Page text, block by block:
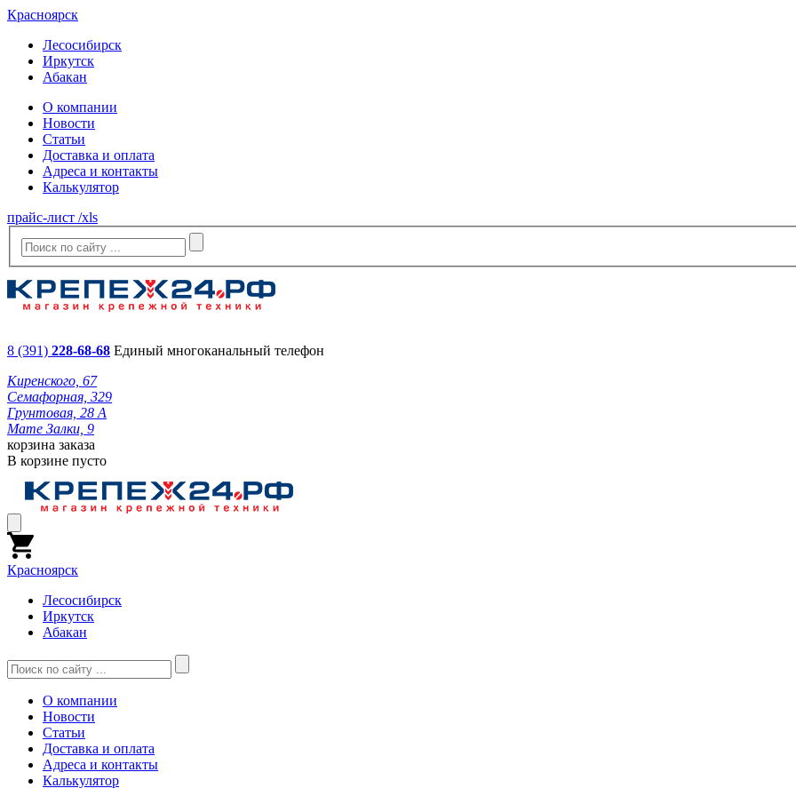
Красноярск
Лесосибирск
Иркутск
Абакан
О компании
Новости
Статьи
Доставка и оплата
Адреса и контакты
Калькулятор
прайс-лист /xls
8 (391) 228-68-68 Единый многоканальный телефон
Киренского, 67
Семафорная, 329
Грунтовая, 28 А
Мате Залки, 9
корзина заказа
В корзине пусто
Красноярск
Лесосибирск
Иркутск
Абакан
О компании
Новости
Статьи
Доставка и оплата
Адреса и контакты
Калькулятор